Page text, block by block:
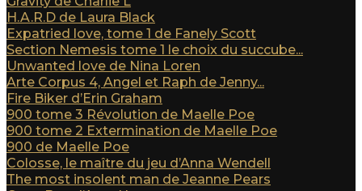
H.A.R.D de Laura Black
Expatried love, tome 1 de Fanely Scott
Section Nemesis tome 1 le choix du succube...
Unwanted love de Nina Loren
Arte Corpus 4, Angel et Raph de Jenny...
Fire Biker d’Erin Graham
900 tome 3 Révolution de Maelle Poe
900 tome 2 Extermination de Maelle Poe
900 de Maelle Poe
Colosse, le maître du jeu d’Anna Wendell
The most insolent man de Jeanne Pears